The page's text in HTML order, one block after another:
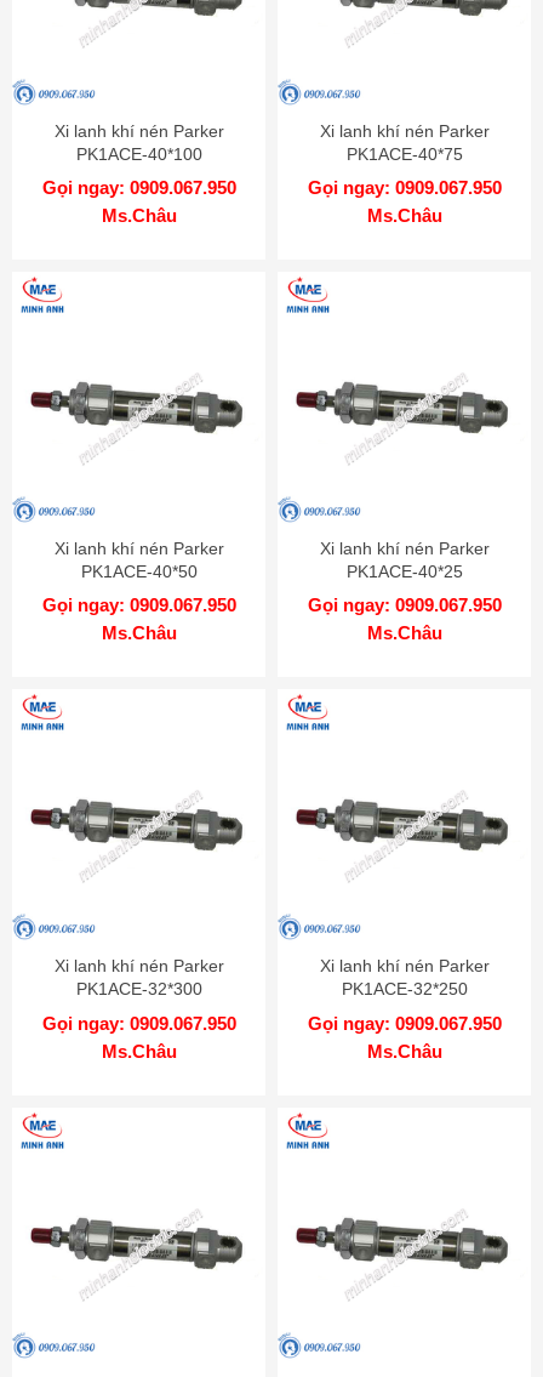
Xi lanh khí nén Parker
PK1ACE-40*100
Gọi ngay: 0909.067.950
Ms.Châu
Xi lanh khí nén Parker
PK1ACE-40*75
Gọi ngay: 0909.067.950
Ms.Châu
Xi lanh khí nén Parker
PK1ACE-40*50
Gọi ngay: 0909.067.950
Ms.Châu
Xi lanh khí nén Parker
PK1ACE-40*25
Gọi ngay: 0909.067.950
Ms.Châu
Xi lanh khí nén Parker
PK1ACE-32*300
Gọi ngay: 0909.067.950
Ms.Châu
Xi lanh khí nén Parker
PK1ACE-32*250
Gọi ngay: 0909.067.950
Ms.Châu